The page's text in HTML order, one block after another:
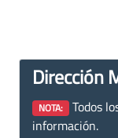
Dirección
NOTA: Todos
información.